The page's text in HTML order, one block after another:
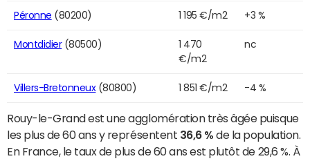
Péronne (80200) 1 195 €/m2 +3 %
Montdidier(80500)
1 470
€/m2
nc
Villers-Bretonneux(80800) 1 851 €/m2 -4 %
Rouy-le-Grand est une agglomération très âgée puisque
les plus de 60 ans y représentent 36,6 % de la population.
En France, le taux de plus de 60 ans est plutôt de 29,6 %. À